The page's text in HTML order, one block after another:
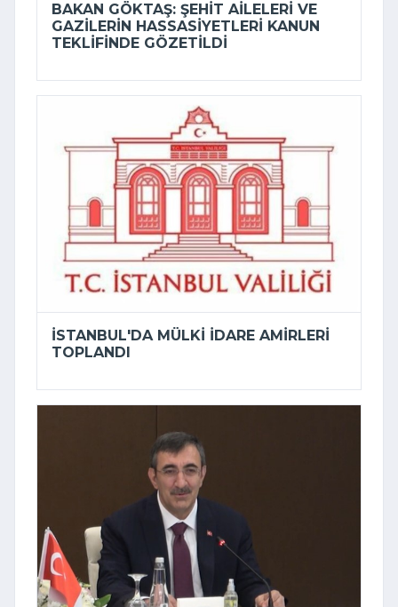
BAKAN GÖKTAŞ: ŞEHIT AILELERI VE
GAZILERIN HASSASIYETLERI KANUN
TEKLIFINDE GÖZETILDI
İSTANBUL'DA MÜLKI IDARE AMIRLERI
TOPLANDI